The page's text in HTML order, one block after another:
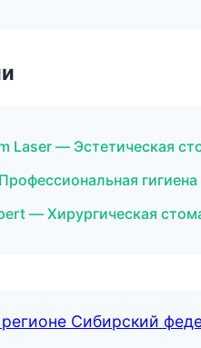
Laser — Эстетическая
— Хирургическая
Сибирский